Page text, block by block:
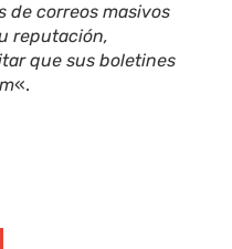
de correos masivos
reputación,
que sus boletines
«.